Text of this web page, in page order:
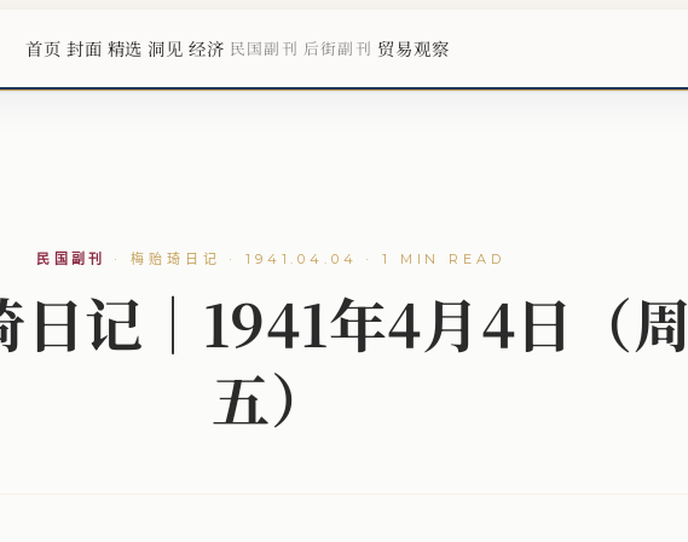
首页 封面 精选 洞见 经济 民国副刊 后街副刊 贸易观察
民国副刊 ·梅贻琦日记 · 1941.04.04 · 1 MIN READ
日记｜1941年4月4日（周
五）